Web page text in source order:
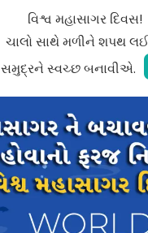
વિશ્વ મહાસાગર દિવસ!
ચાલો સાથે મળીને શપથ
સમુદ્રને સ્વચ્છ બનાવીએ.